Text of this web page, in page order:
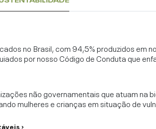
no Brasil, com 94,5% produzidos em
por nosso Código de Conduta que
não governamentais que atuam na
mulheres e crianças em situação de
›